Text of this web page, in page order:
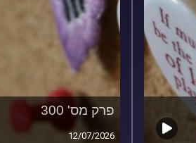
פרק מס' 300
12/07/2026